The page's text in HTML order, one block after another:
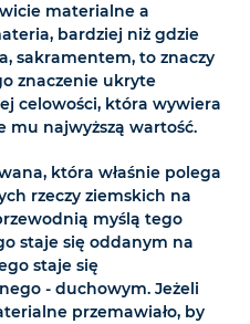
materialne a
bardziej niż gdzie
sakramentem, to znaczy
znaczenie ukryte
celowości, która wywiera
mu najwyższą wartość.
która właśnie polega
rzeczy ziemskich na
myślą tego
staje się oddanym na
staje się
- duchowym. Jeżeli
przemawiało, by